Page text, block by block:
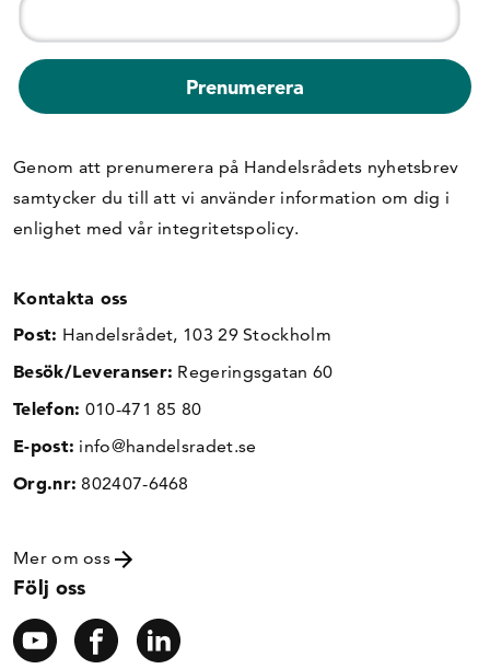
Genom att prenumerera på Handelsrådets nyhetsbrev
samtycker du till att vi använder information om dig i
enlighet med vår integritetspolicy.
Kontakta oss
Post: Handelsrådet, 103 29 Stockholm
Besök/Leveranser: Regeringsgatan 60
Telefon: 010-471 85 80
E-post: info@handelsradet.se
Org.nr: 802407-6468
Mer om oss
Följ oss